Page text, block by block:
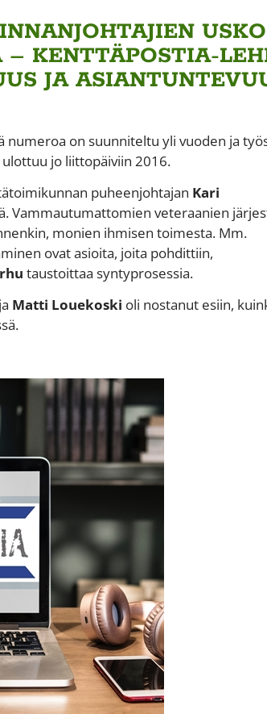
USKO
KENTTÄPOSTIA-
JA
numeroa on suunniteltu yli vuoden ja
jo liittopäiviin 2016.
puheenjohtajan Kari
Vammautumattomien veteraanien
monien ihmisen toimesta. Mm.
ovat asioita, joita pohdittiin,
taustoittaa syntyprosessia.
Matti Louekoski oli nostanut esiin,